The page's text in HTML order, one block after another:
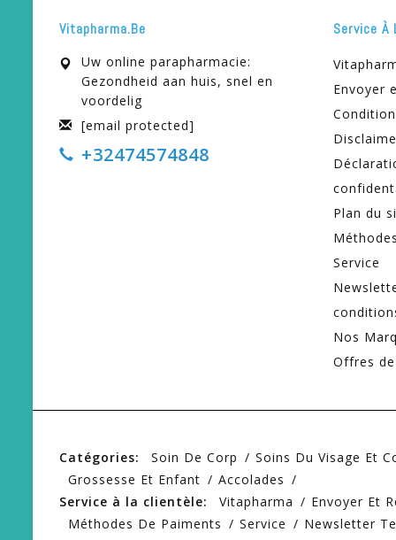
Vitapharma.be
Uw online parapharmacie:
Gezondheid aan huis, snel en
voordelig
[email protected]
+32474574848
Service À
Envoyer
Plan du
Service
Nos
Offres
Catégories: Soin De Corp Soins Du Visage Et
Grossesse Et Enfant
Accolades
Service à la clientèle:
Vitapharma Envoyer Et
Méthodes De Paiments
Service Newsletter